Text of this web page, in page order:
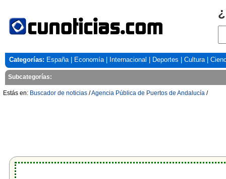
Categorías: España| Economía| Internacional Deportes Cultura|
Subcategorías:
Estás en: Buscador de noticias /Agencia Pública de Puertos de Andalucía /